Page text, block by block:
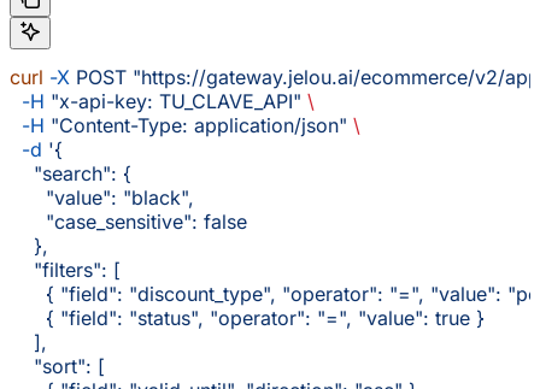
curl -X POST "https://gateway.jelou.ai/ecommerce/v2/
  -H
"x-api-key: TU_CLAVE_API" \
  -H
"Content-Type: application/json" \
  -d
'{
    "search": {
      "value": "black",
      "case_sensitive": false
    },
    "filters": [
{ "field": "discount_type", "operator": "=", "value":
      { "field": "status", "operator": "=", "value": true }
    ],
    "sort": [